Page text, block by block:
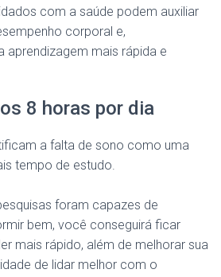
com a saúde podem auxiliar
corporal e,
aprendizagem mais rápida e
8 horas por dia
a falta de sono como uma
tempo de estudo.
foram capazes de
bem, você conseguirá ficar
mais rápido, além de melhorar sua
de lidar melhor com o